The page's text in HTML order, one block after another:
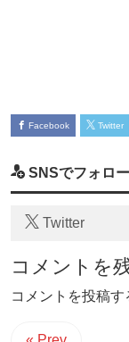
Facebook Twitter
SNSでフォロ
Twitter
コメントを
コメントを投稿す